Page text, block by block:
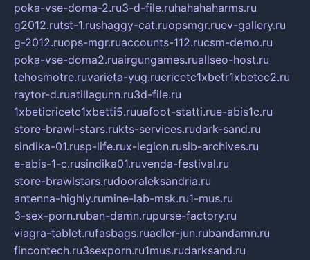
poka-vse-doma-2.ru3-d-file.ruhahahaharms.ru
g2012.rutst-1.rushaggy-cat.ruopsmgr.ruev-gallery.ru
g-2012.ruops-mgr.ruaccounts-112.rucsm-demo.ru
poka-vse-doma2.ruairgungames.ruallseo-host.ru
tehosmotre.ruvarieta-yug.rucricetc1xbetr1xbetcc2.ru
raytor-d.ruatillagunn.ru3d-file.ru
1xbeticricetc1xbetti5.ruuafoot-statti.rue-abis1c.ru
store-brawl-stars.rukts-services.rudark-sand.ru
sindika-01.rusp-life.rux-legion.rusib-archives.ru
e-abis-1-c.rusindika01.ruvenda-festival.ru
store-brawlstars.rudooraleksandria.ru
antenna-highly.rumine-lab-msk.ru1-mus.ru
3-sex-porn.ruban-damn.rupurse-factory.ru
viagra-tablet.rufasbags.ruadler-jun.rubandamn.ru
fincontech.ru3sexporn.ru1mus.rudarksand.ru